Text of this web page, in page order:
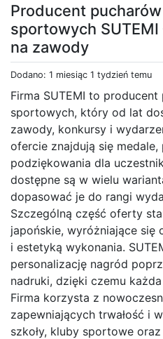
Producent
sportowych
na zawody
Dodano: 1 miesiąc 1 tydzień temu
Firma SUTEMI to
sportowych, który od lat
zawody, konkursy i
ofercie znajdują się medale,
podziękowania dla
dostępne są w wielu
dopasować je do rangi
Szczególną część oferty
japońskie, wyróżniające się
i estetyką wykonania.
personalizację nagród
nadruki, dzięki czemu
Firma korzysta z
zapewniających trwałość i
szkoły, kluby sportowe